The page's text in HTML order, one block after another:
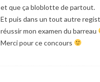
et que ça bloblotte de partout.
Et puis dans un tout autre
réussir mon examen du barreau
Merci pour ce concours